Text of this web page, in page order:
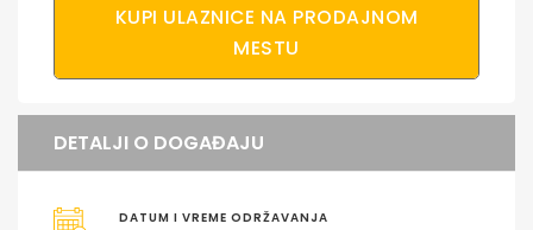
KUPI ULAZNICE NA PRODAJNOM
MESTU
DETALJI O DOGAĐAJU
DATUM I VREME ODRŽAVANJA